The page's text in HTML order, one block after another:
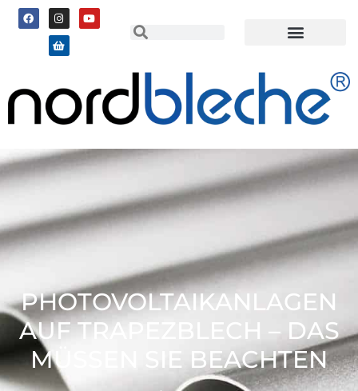
PHOTOVOLTAIKANLAGEN
AUF TRAPEZBLECH – DAS
MÜSSEN SIE BEACHTEN